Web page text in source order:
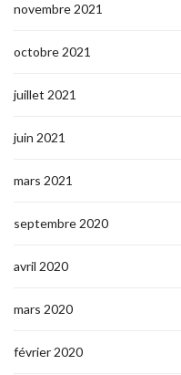
novembre 2021
octobre 2021
juillet 2021
juin 2021
mars 2021
septembre 2020
avril 2020
mars 2020
février 2020